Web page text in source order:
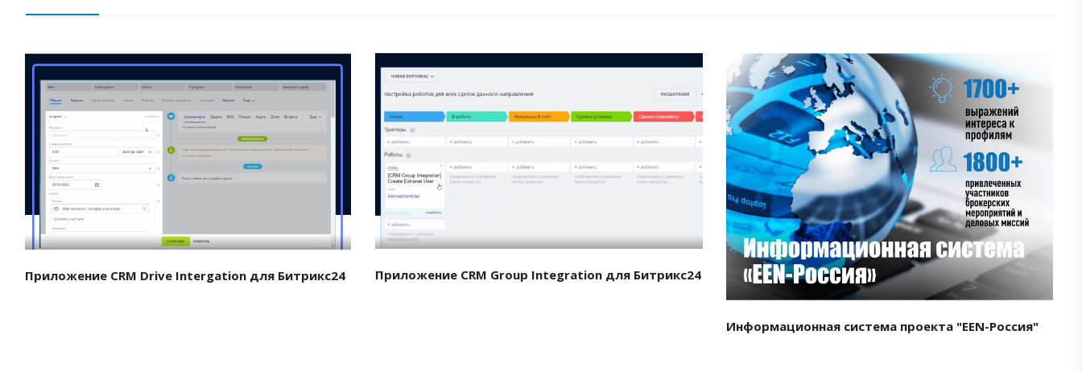
Смотреть проект
Приложение CRM Drive Intergation для Битрикс24 Приложение CRM Group Integration для Битрикс24
Смотреть проект
Информационная система проекта "EEN-Россия"